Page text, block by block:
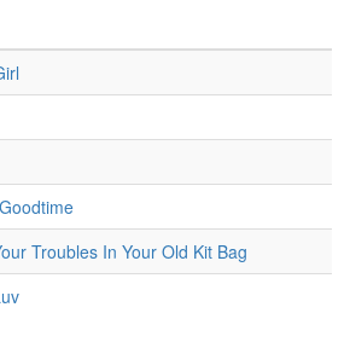
Troubles In Your Old Kit Bag